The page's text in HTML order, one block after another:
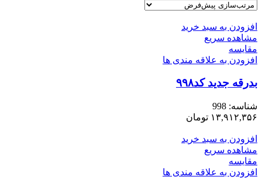
افزودن به سبد خرید
مشاهده سریع
مقایسه
افزودن به علاقه مندی ها
بدرقه جدید کد۹۹۸
شناسه: 998
۱۳,۹۱۲,۳۵۶ تومان
افزودن به سبد خرید
مشاهده سریع
مقایسه
افزودن به علاقه مندی ها